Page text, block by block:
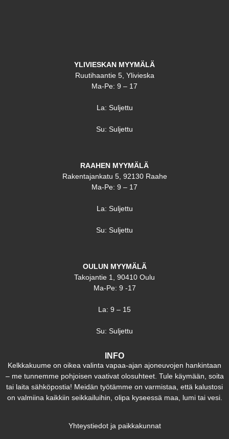
YLIVIESKAN MYYMÄLÄ
Ruutihaantie 5, Ylivieska
Ma-Pe: 9 – 17
La: Suljettu
Su: Suljettu
RAAHEN MYYMÄLÄ
Rakentajankatu 5, 92130 Raahe
Ma-Pe: 9 – 17
La: Suljettu
Su: Suljettu
OULUN MYYMÄLÄ
Takojantie 1, 90410 Oulu
Ma-Pe: 9 -17
La: 9 – 15
Su: Suljettu
INFO
Kelkkakuume on oikea valinta vapaa-ajan ajoneuvojen hankintaan
– me tunnemme pohjoisen vaativat olosuhteet. Tule käymään, soita
tai laita sähköpostia! Meidän työtämme on varmistaa, että kalustosi
on valmiina kaikkiin seikkailuihin, olipa kyseessä maa, lumi tai vesi.
Yhteystiedot ja paikkakunnat